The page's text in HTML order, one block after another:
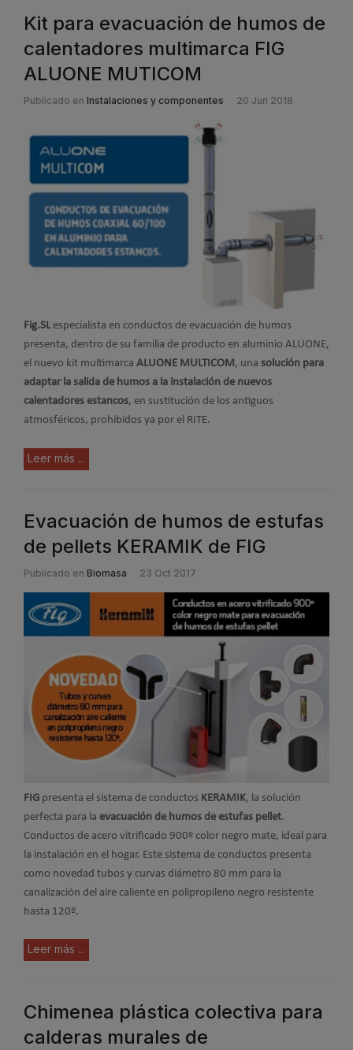
Kit para evacuación de humos de
calentadores multimarca FIG
ALUONE MUTICOM
Publicado en Instalaciones y componentes 20 Jun 2018
Fig.SLespecialista en conductos de evacuación de humos
presenta, dentro de su familia de producto en aluminio ALUONE,
el nuevo kit multimarca ALUONE MULTICOM, una solución para
adaptar la salida de humos a la instalación de nuevos
calentadores estancos, en sustitución de los antiguos
atmosféricos, prohibidos ya por el RITE.
Leer más ...
Evacuación de humos de estufas
de pellets KERAMIK de FIG
Publicado en Biomasa 23 Oct 2017
FIG presenta el sistema de conductos KERAMIK, la solución
perfecta para la evacuación de humos de estufas pellet.
Conductos de acero vitrificado 900º color negro mate, ideal para
la instalación en el hogar. Este sistema de conductos presenta
como novedad tubos y curvas diámetro 80 mm para la
canalización del aire caliente en polipropileno negro resistente
hasta 120º.
Leer más ...
Chimenea plástica colectiva para
calderas murales de